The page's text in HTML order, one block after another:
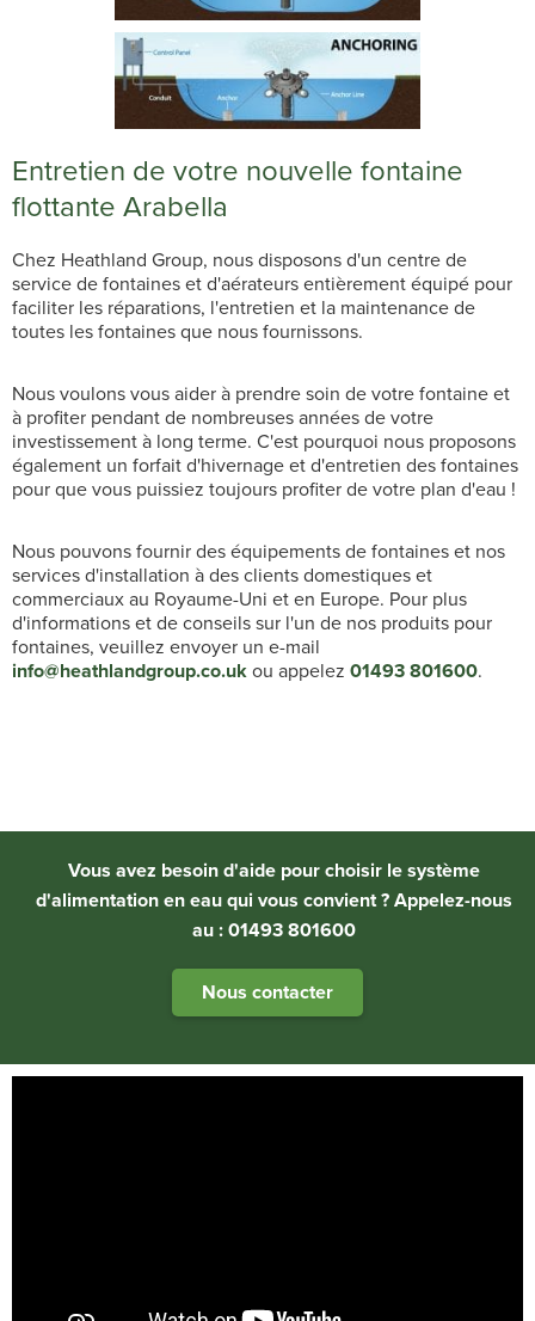
Entretien de votre nouvelle fontaine
flottante Arabella
Chez Heathland Group, nous disposons d'un centre de
service de fontaines et d'aérateurs entièrement équipé pour
faciliter les réparations, l'entretien et la maintenance de
toutes les fontaines que nous fournissons.
Nous voulons vous aider à prendre soin de votre fontaine et
à profiter pendant de nombreuses années de votre
investissement à long terme. C'est pourquoi nous proposons
également un forfait d'hivernage et d'entretien des fontaines
pour que vous puissiez toujours profiter de votre plan d'eau !
Nous pouvons fournir des équipements de fontaines et nos
services d'installation à des clients domestiques et
commerciaux au Royaume-Uni et en Europe. Pour plus
d'informations et de conseils sur l'un de nos produits pour
fontaines, veuillez envoyer un e-mail
info@heathlandgroup.co.ukou appelez 01493 801600.
Vous avez besoin d'aide pour choisir le système
d'alimentation en eau qui vous convient ? Appelez-nous
au : 01493 801600
Nous contacter